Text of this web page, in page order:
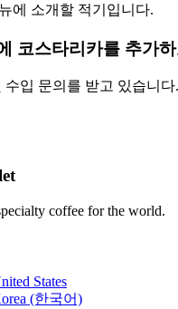
에 소개할 적기입니다.
코스타리카를 추가
수입 문의를 받고 있습니
coffee for the world.
States
(한국어)